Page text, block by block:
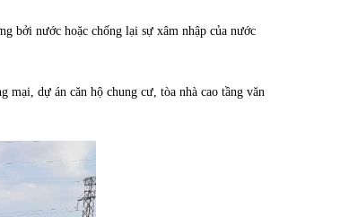
bởi nước hoặc chống lại sự xâm nhập của nước
dự án căn hộ chung cư, tòa nhà cao tầng văn